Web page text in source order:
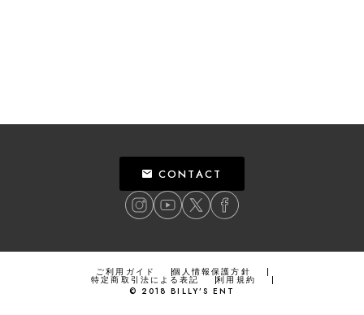
CONTACT
ご利用ガイド 個人情報保護方針
特定商取引法による表記
利用規約
© 2018 BILLY’S ENT